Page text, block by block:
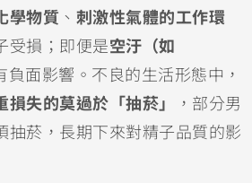
學物質 、 刺激性氣體的工作環
受損；即便是空汙（如
負面影響。不良的生活形態中，
失的莫過於「抽菸」
，部分男
抽菸，長期下來對精子品質的影